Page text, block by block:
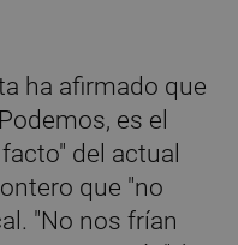
ha afirmado que
es el
del actual
que "no
"No nos frían